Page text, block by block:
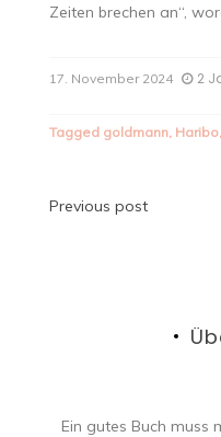
Zeiten brechen an“,
17. November 2024 2
Tagged goldmann, Haribo,
Previous post
Ein gutes Buch muss